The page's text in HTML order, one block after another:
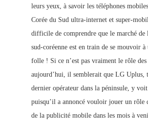
leurs yeux, à savoir les téléphones
Corée du Sud ultra-internet et super-
difficile de comprendre que le marché de
sud-coréenne est en train de se mouvoir à
folle ! Si ce n’est pas vraiment le rôle des
aujourd’hui, il semblerait que LG Uplus,
dernier opérateur dans la péninsule, y
puisqu’il a annoncé vouloir jouer un rôle
de la publicité mobile dans les mois à